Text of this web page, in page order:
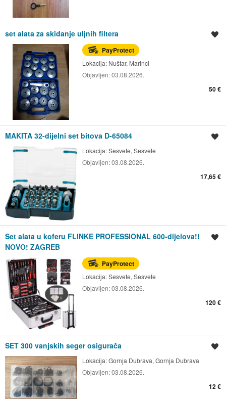
set alata za skidanje uljnih filtera
PayProtect
Lokacija: Nuštar, Marinci
Objavljen:03.08.2026.
50 €
MAKITA 32-dijelni set bitova D-65084
Lokacija:Sesvete, Sesvete
Objavljen:03.08.2026.
17,65 €
Set alata u koferu FLINKE PROFESSIONAL 600-dijelova!!
NOVO! ZAGREB
PayProtect
Lokacija:Sesvete, Sesvete
Objavljen:03.08.2026.
120 €
SET 300 vanjskih seger osigurača
Lokacija:Gornja Dubrava, Gornja Dubrava
Objavljen:03.08.2026.
12 €